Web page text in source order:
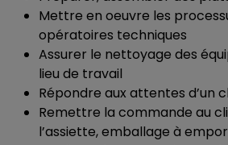
Mettre en oeuvre les
opératoires techniques
Assurer le nettoyage des
lieu de travail
Répondre aux attentes d’un
Remettre la commande au
l’assiette, emballage à